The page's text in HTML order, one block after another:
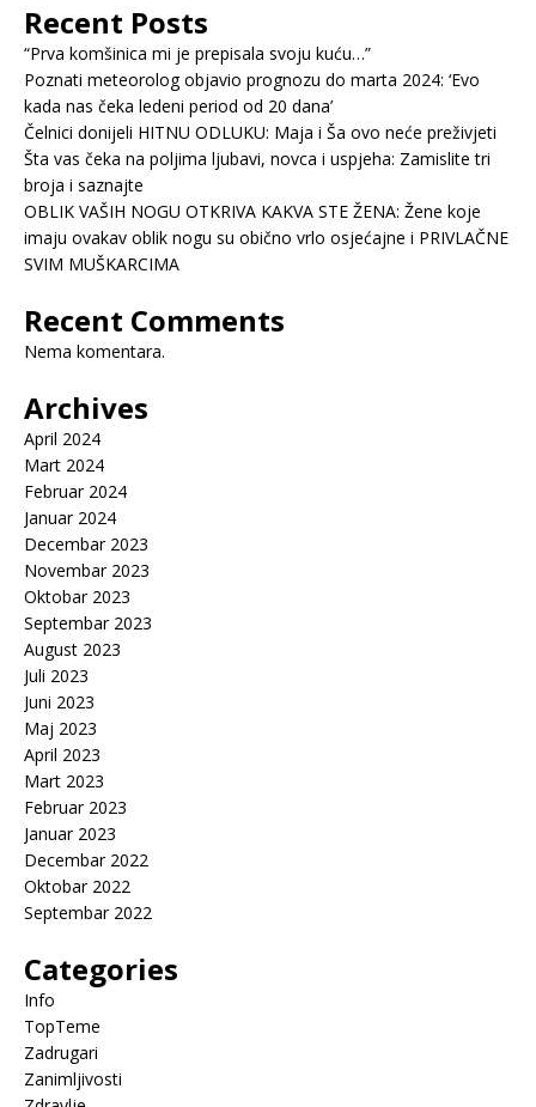
Recent Posts
“Prva komšinica mi je prepisala svoju kuću…”
Poznati meteorolog objavio prognozu do marta 2024: ‘Evo
kada nas čeka ledeni period od 20 dana’
Čelnici donijeli HITNU ODLUKU: Maja i Ša ovo neće preživjeti
Šta vas čeka na poljima ljubavi, novca i uspjeha: Zamislite tri
broja i saznajte
OBLIK VAŠIH NOGU OTKRIVA KAKVA STE ŽENA: Žene koje
imaju ovakav oblik nogu su obično vrlo osjećajne i PRIVLAČNE
SVIM MUŠKARCIMA
Recent Comments
Nema komentara.
Archives
April 2024
Mart 2024
Februar 2024
Januar 2024
Decembar 2023
Novembar 2023
Oktobar 2023
Septembar 2023
August 2023
Juli 2023
Juni 2023
Maj 2023
April 2023
Mart 2023
Februar 2023
Januar 2023
Decembar 2022
Oktobar 2022
Septembar 2022
Categories
Info
TopTeme
Zadrugari
Zanimljivosti